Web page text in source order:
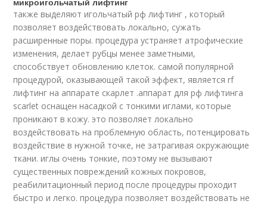
также выделяют игольчатый рф лифтинг , который
позволяет воздействовать локально, сужать
расширенные поры. процедура устраняет атрофические
изменения, делает рубцы менее заметными,
способствует обновлению клеток. самой популярной
процедурой, оказывающей такой эффект, является rf
лифтинг на аппарате скарлет .аппарат для рф лифтинга
scarlet оснащен насадкой с тонкими иглами, которые
проникают в кожу. это позволяет локально
воздействовать на проблемную область, потенцировать
воздействие в нужной точке, не затрагивая окружающие
ткани. иглы очень тонкие, поэтому не вызывают
существенных повреждений кожных покровов,
реабилитационный период после процедуры проходит
быстро и легко. процедура позволяет воздействовать не